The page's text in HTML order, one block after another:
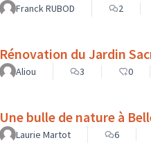
Franck RUBOD 2
Rénovation du Jardin
Aliou 3 0
Une bulle de nature à
Laurie Martot 6